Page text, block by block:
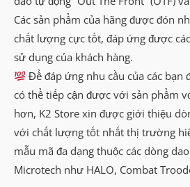
Các sản phẩm của hãng được đón
chất lượng cực tốt, đáp ứng được
sử dụng của khách hàng.
Để đáp ứng nhu cầu của các bạn
có thể tiếp cận được với sản phẩm
hơn, K2 Store xin được giới thiệu
với chất lượng tốt nhất thị trường
mẫu mã đa dạng thuộc các dòng
Microtech như HALO, Combat